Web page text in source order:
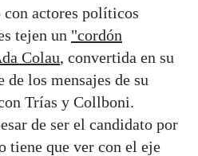
con actores políticos
tejen un "cordón
Colau, convertida en su
de los mensajes de su
Trías y Collboni.
de ser el candidato por
tiene que ver con el eje